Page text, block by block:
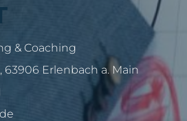
& Coaching
, 63906 Erlenbach a. Main